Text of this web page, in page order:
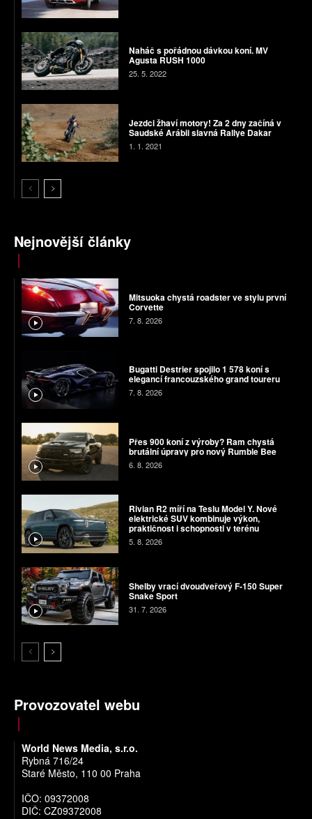
Naháč s pořádnou dávkou koní. MV
Agusta RUSH 1000
25. 5. 2022
Jezdci žhaví motory! Za 2 dny začíná v
Saudské Arábii slavná Rallye Dakar
1. 1. 2021
Nejnovější články
Mitsuoka chystá roadster ve stylu první
Corvette
7. 8. 2026
Bugatti Destrier spojilo 1 578 koní s
elegancí francouzského grand toureru
7. 8. 2026
Přes 900 koní z výroby? Ram chystá
brutální úpravy pro nový Rumble Bee
6. 8. 2026
Rivian R2 míří na Teslu Model Y. Nové
elektrické SUV kombinuje výkon,
praktičnost i schopnosti v terénu
5. 8. 2026
Shelby vrací dvoudveřový F-150 Super
Snake Sport
31. 7. 2026
Provozovatel webu
World News Media, s.r.o.
Rybná 716/24
Staré Město, 110 00 Praha
IČO: 09372008
DIČ: CZ09372008